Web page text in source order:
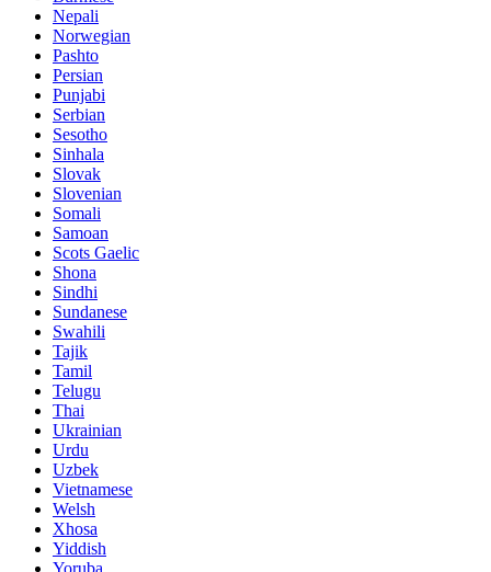
Nepali
Norwegian
Pashto
Persian
Punjabi
Serbian
Sesotho
Sinhala
Slovak
Slovenian
Somali
Samoan
Scots Gaelic
Shona
Sindhi
Sundanese
Swahili
Tajik
Tamil
Telugu
Thai
Ukrainian
Urdu
Uzbek
Vietnamese
Welsh
Xhosa
Yiddish
Yoruba